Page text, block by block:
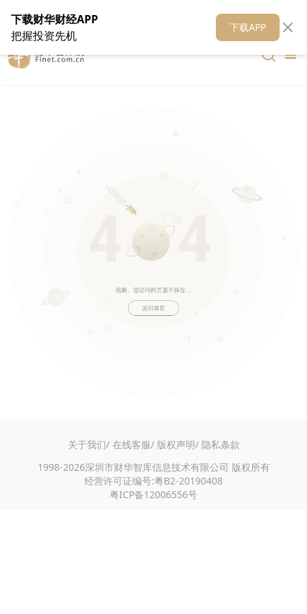
在线客服 关于我们 财华媒体矩阵 财华智库
关于我们/ 在线客服/ 版权声明/ 隐私条款
1998-2026深圳市财华智库信息技术有限公司 版权所有
经营许可证编号:粤B2-20190408
粤ICP备12006556号
下载财华财经APP
把握投资先机
下载APP